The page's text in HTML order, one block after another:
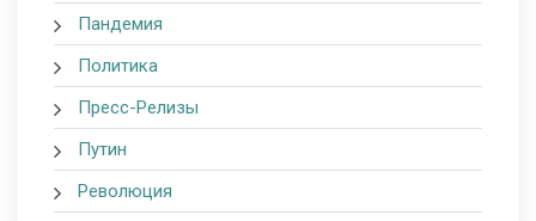
Пандемия
Политика
Пресс-Релизы
Путин
Революция